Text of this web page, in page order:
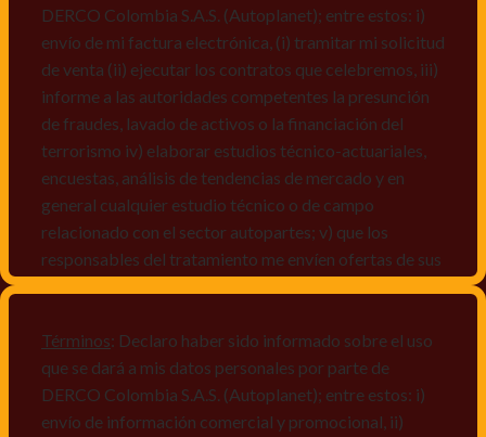
DERCO Colombia S.A.S. (Autoplanet); entre estos: i)
envío de mi factura electrónica, (i) tramitar mi solicitud
de venta (ii) ejecutar los contratos que celebremos, iii)
informe a las autoridades competentes la presunción
de fraudes, lavado de activos o la financiación del
terrorismo iv) elaborar estudios técnico-actuariales,
encuestas, análisis de tendencias de mercado y en
general cualquier estudio técnico o de campo
relacionado con el sector autopartes; v) que los
responsables del tratamiento me envíen ofertas de sus
mismos, vi) crear bases de datos de acuerdo a las
características y perfiles de los titulares de Datos
Personales, v) encuestas de satisfacción, vi) reportes
recall.
Términos: Declaro haber sido informado sobre el uso
que se dará a mis datos personales por parte de
DERCO Colombia S.A.S. (Autoplanet); entre estos: i)
envío de información comercial y promocional, ii)